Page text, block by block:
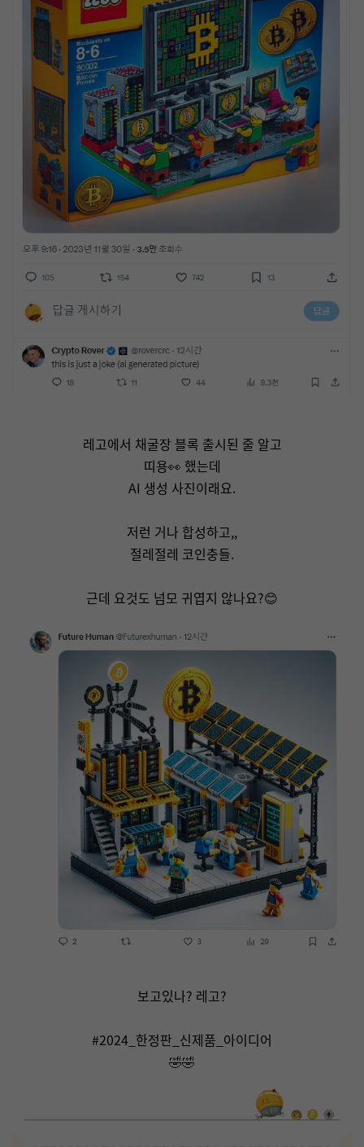
레고에서 채굴장 블록 출시된 줄 알고
띠용👀 했는데
AI 생성 사진이래요.
저런 거나 합성하고,,
절레절레 코인충들.
근데 요것도 넘모 귀엽지 않나요?😊
보고있나? 레고?
#2024_한정판_신제품_아이디어
🤣🤣